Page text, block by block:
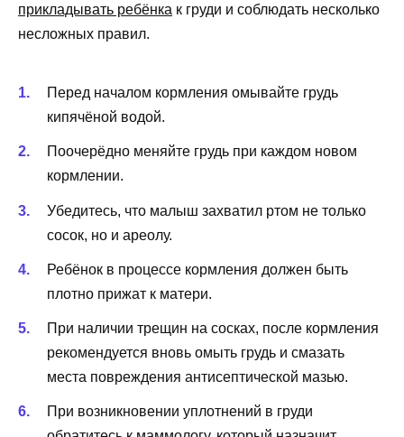
прикладывать ребёнка к груди и соблюдать несколько
несложных правил.
Перед началом кормления омывайте грудь
кипячёной водой.
Поочерёдно меняйте грудь при каждом новом
кормлении.
Убедитесь, что малыш захватил ртом не только
сосок, но и ареолу.
Ребёнок в процессе кормления должен быть
плотно прижат к матери.
При наличии трещин на сосках, после кормления
рекомендуется вновь омыть грудь и смазать
места повреждения антисептической мазью.
При возникновении уплотнений в груди